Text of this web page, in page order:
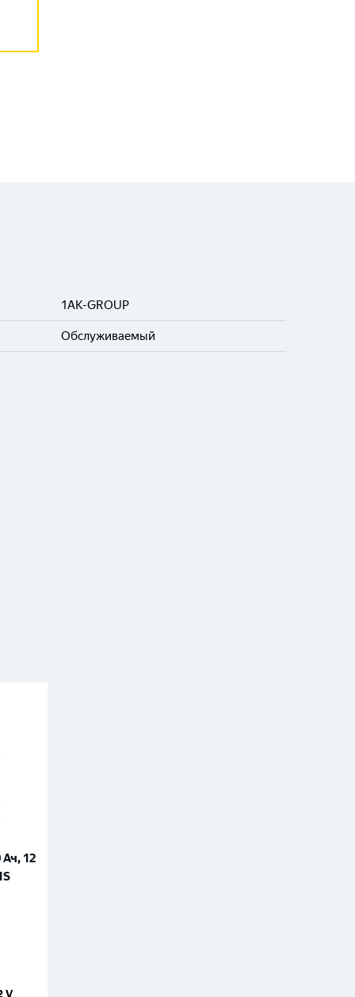
1AK-GROUP
Обслуживаемый
Ач, 12
V